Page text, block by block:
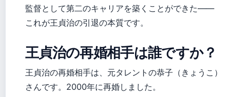
監督として第二のキャリアを築くことができた——
これが王貞治の引退の本質です。
王貞治の再婚相手は誰ですか？
王貞治の再婚相手は、元タレントの恭子（きょうこ）
さんです。2000年に再婚しました。